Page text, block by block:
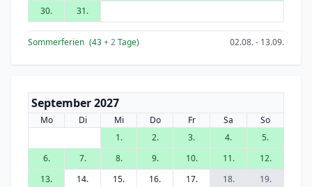
30.
31.
Sommerferien (43+ 2Tage) 02.08. - 13.09.
September 2027
Mo Di Mi Do Fr Sa
So
1.
2. 3. 4.
5.
6.
7. 8. 9. 10. 11.
12.
13.
14. 15. 16. 17. 18.
19.